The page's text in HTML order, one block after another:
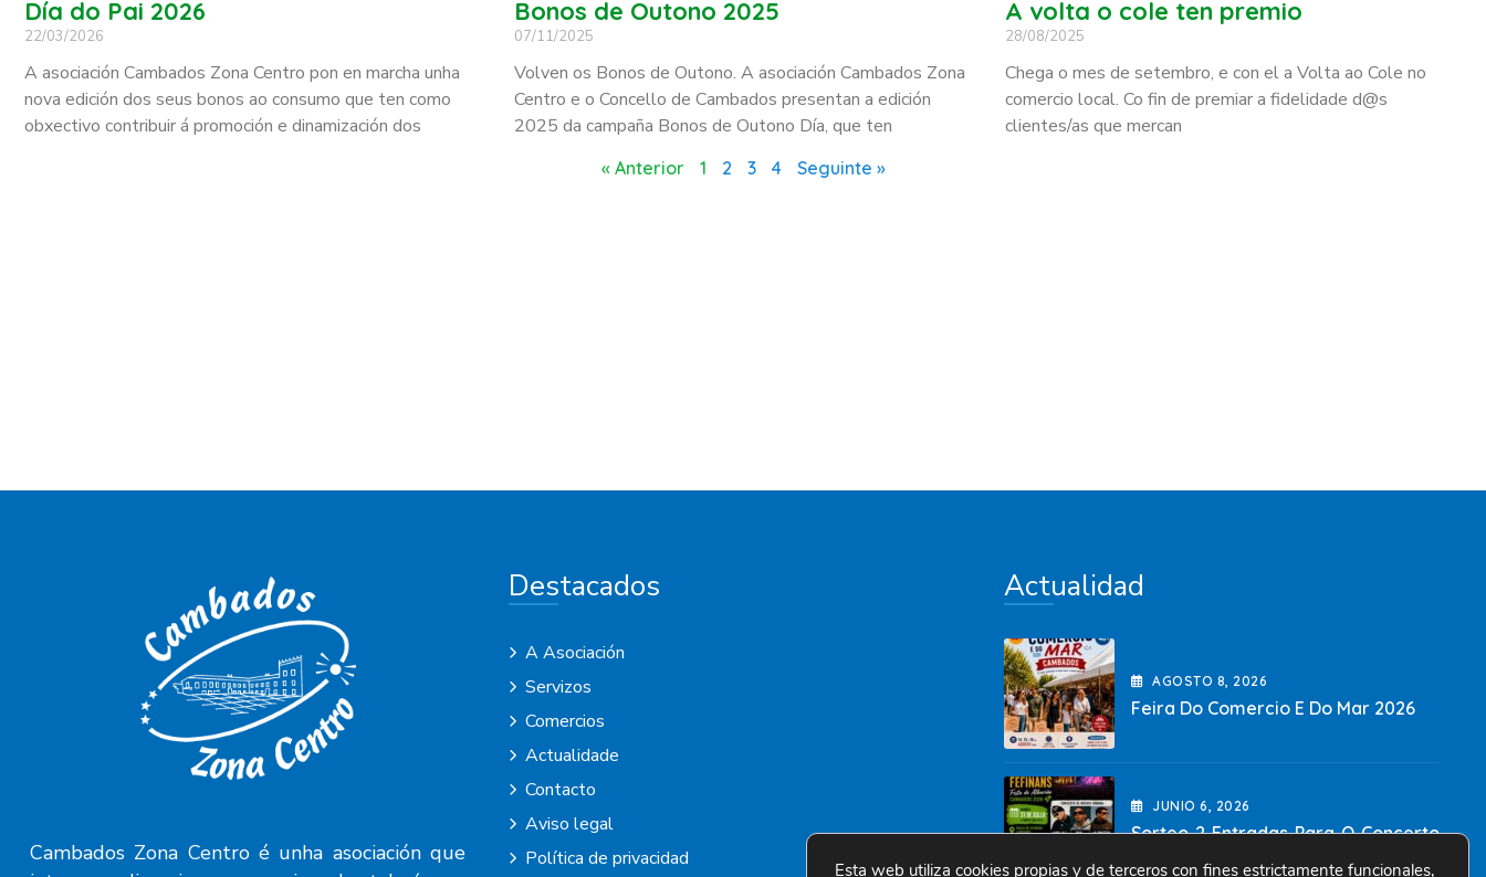
Día do Pai 2026
22/03/2026
A asociación Cambados Zona Centro pon en marcha unha
nova edición dos seus bonos ao consumo que ten como
obxectivo contribuir á promoción e dinamización dos
Bonos de Outono 2025
07/11/2025
Volven os Bonos de Outono. A asociación Cambados Zona
Centro e o Concello de Cambados presentan a edición
2025 da campaña Bonos de Outono Día, que ten
A volta o cole ten premio
28/08/2025
Chega o mes de setembro, e con el a Volta ao Cole no
comercio local. Co fin de premiar a fidelidade d@s
clientes/as que mercan
« Anterior 1 2 3 4 Seguinte »
Cambados Zona Centro é unha asociación que
Destacados
A Asociación
Servizos
Comercios
Actualidade
Contacto
Aviso legal
Política de privacidad
Actualidad
AGOSTO 8, 2026
Feira Do Comercio E Do Mar 2026
JUNIO6, 2026
Sorteo 2 Entradas Para O Concerto
Da Festa Do Albariño
Esta web utiliza cookies propias y de terceros con fines estrictamente funcionales,